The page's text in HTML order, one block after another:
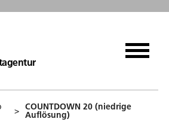
> COUNTDOWN 20 (niedrige
Auflösung)